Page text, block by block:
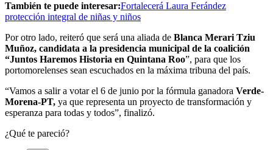
También te puede interesar:Fortalecerá Laura Ferández
protección integral de niñas y niños
Por otro lado, reiteró que será una aliada de Blanca Merari Tziu
Muñoz, candidata a la presidencia municipal de la coalición
“Juntos Haremos Historia en Quintana Roo”, para que los
portomorelenses sean escuchados en la máxima tribuna del país.
“Vamos a salir a votar el 6 de junio por la fórmula ganadora Verde-
Morena-PT, ya que representa un proyecto de transformación y
esperanza para todas y todos”, finalizó.
¿Qué te pareció?